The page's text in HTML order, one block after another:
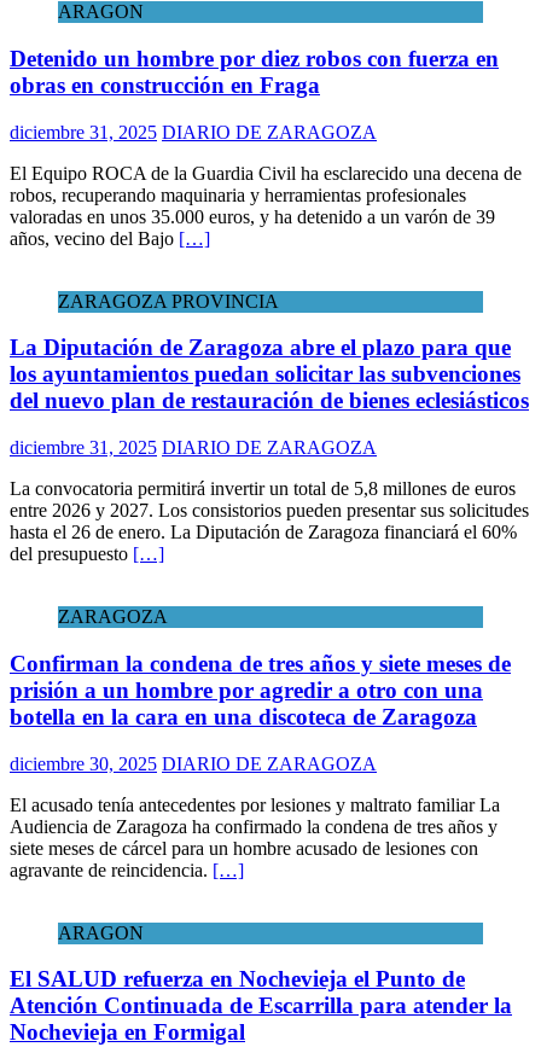
ARAGON
Detenido un hombre por diez robos con fuerza en
obras en construcción en Fraga
diciembre 31, 2025 DIARIO DE ZARAGOZA
El Equipo ROCA de la Guardia Civil ha esclarecido una decena de
robos, recuperando maquinaria y herramientas profesionales
valoradas en unos 35.000 euros, y ha detenido a un varón de 39
años, vecino del Bajo […]
ZARAGOZA PROVINCIA
La Diputación de Zaragoza abre el plazo para que
los ayuntamientos puedan solicitar las subvenciones
del nuevo plan de restauración de bienes eclesiásticos
diciembre 31, 2025 DIARIO DE ZARAGOZA
La convocatoria permitirá invertir un total de 5,8 millones de euros
entre 2026 y 2027. Los consistorios pueden presentar sus solicitudes
hasta el 26 de enero. La Diputación de Zaragoza financiará el 60%
del presupuesto […]
ZARAGOZA
Confirman la condena de tres años y siete meses de
prisión a un hombre por agredir a otro con una
botella en la cara en una discoteca de Zaragoza
diciembre 30, 2025 DIARIO DE ZARAGOZA
El acusado tenía antecedentes por lesiones y maltrato familiar La
Audiencia de Zaragoza ha confirmado la condena de tres años y
siete meses de cárcel para un hombre acusado de lesiones con
agravante de reincidencia. […]
ARAGON
El SALUD refuerza en Nochevieja el Punto de
Atención Continuada de Escarrilla para atender la
Nochevieja en Formigal